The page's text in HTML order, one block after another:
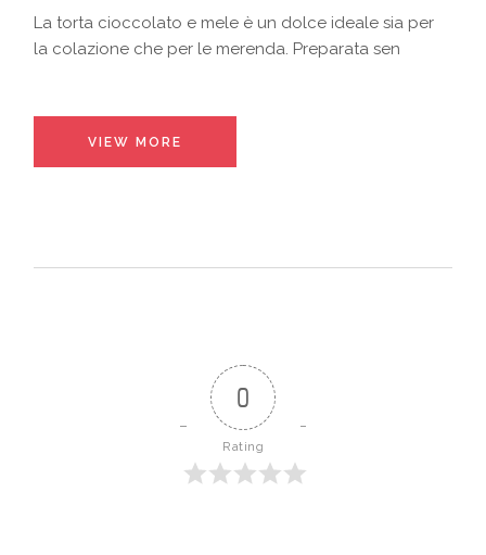
La torta cioccolato e mele è un dolce ideale sia per
la colazione che per le merenda. Preparata sen
VIEW MORE
0
Rating